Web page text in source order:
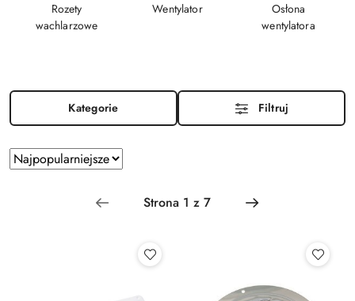
Rozety
wachlarzowe
Wentylator
Osłona
wentylatora
Kategorie Filtruj
Zastosowano
sortowanie:
Najpopularniejsze.
Sortuj
według